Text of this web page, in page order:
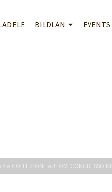
BILDLAN EVENTS
COLLEZIONE AUTOMI CONGRESSO